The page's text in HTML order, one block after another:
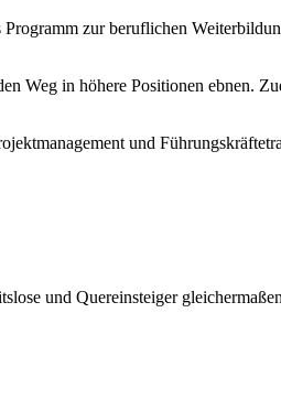
zur beruflichen
Weg in höhere Positionen ebnen.
und
und Quereinsteiger